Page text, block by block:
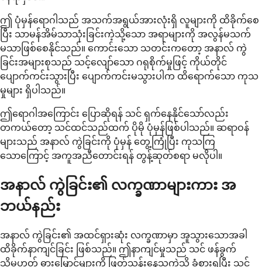
ဤ ပုံမှန်ရောဂါသည် အသက်အရွယ်အားလုံးရှိ လူများကို ထိခိုက်စေ
ပြီး သာမန်အိမ်သာသုံးခြင်းကဲ့သို့သော အရာများကို အလွန်မသက်
မသာဖြစ်စေနိုင်သည်။ ကောင်းသော သတင်းကတော့ အနာလ် ကွဲ
ခြင်းအများစုသည် သင့်လျော်သော ဂရုစိုက်မှုဖြင့် ကိုယ်တိုင်
ပျောက်ကင်းသွားပြီး ပျောက်ကင်းမသွားပါက ထိရောက်သော ကုသ
မှုများ ရှိပါသည်။
ဤရောဂါအကြောင်း ပြောဆိုရန် သင် ရှက်နေနိုင်သော်လည်း
တကယ်တော့ သင်ထင်သည်ထက် ပိုမို ပုံမှန်ဖြစ်ပါသည်။ ဆရာဝန်
များသည် အနာလ် ကွဲခြင်းကို ပုံမှန် တွေ့ကြုံပြီး ကုသကြ
သောကြောင့် အကူအညီတောင်းရန် တွန့်ဆုတ်စရာ မလိုပါ။
အနာလ် ကွဲခြင်း၏ လက္ခဏာများကား အ
ဘယ်နည်း
အနာလ် ကွဲခြင်း၏ အထင်ရှားဆုံး လက္ခဏာမှာ အူသွားသောအခါ
ထိခိုက်နာကျင်ခြင်း ဖြစ်သည်။ ဤနာကျင်မှုသည် သင် ဖန်ခွက်
သို့မဟုတ် ဓားမြှောင်များကို ဖြတ်သန်းနေသကဲ့သို့ ခံစားရပြီး သင့်